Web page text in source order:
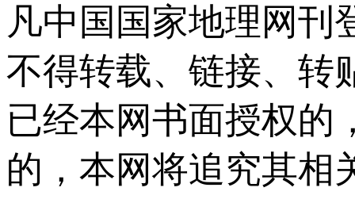
凡中国国家地理网刊
不得转载、链接、转
已经本网书面授权的
的，本网将追究其相